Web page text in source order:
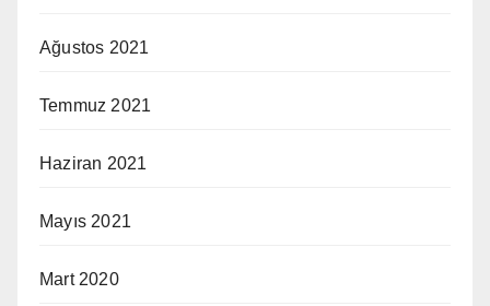
Ağustos 2021
Temmuz 2021
Haziran 2021
Mayıs 2021
Mart 2020